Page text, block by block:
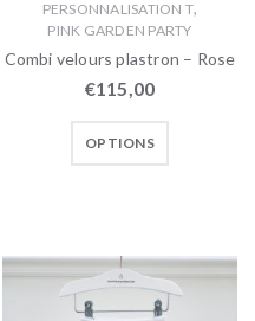
PERSONNALISATION T,
PINK GARDEN PARTY
Combi velours plastron – Rose
€115,00
OPTIONS